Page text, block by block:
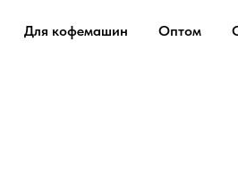
Для кофемашин Оптом